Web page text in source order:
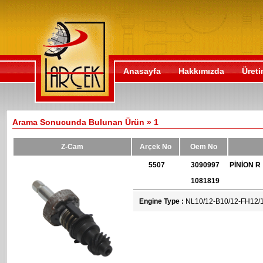
Anasayfa Hakkımızda
Arama Sonucunda Bulunan Ürün » 1
Z-Cam Arçek No Oem No
5507 3090997
PİNİON R
1081819
Engine Type : NL10/12-B10/12-FH12/